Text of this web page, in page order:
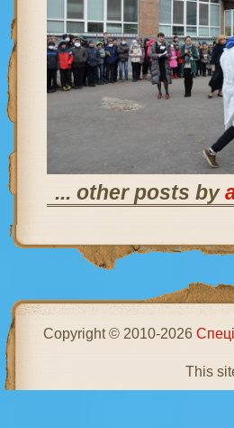
... other posts by
Copyright © 2010-2026
This